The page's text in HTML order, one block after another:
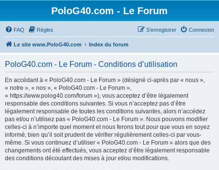
PoloG40.com - Le Forum
FAQ Règles Connexion
S’enregistrer
Le site www.PoloG40.com Index du forum
PoloG40.com - Le Forum - Conditions d’utilisation
En accédant à « PoloG40.com - Le Forum » (désigné ci-après par « nous »,
« notre », « nos », « PoloG40.com - Le Forum »,
« https://www.polog40.com/forum »), vous acceptez d’être légalement
responsable des conditions suivantes. Si vous n’acceptez pas d’être
légalement responsable de toutes les conditions suivantes, alors n’accédez
pas et/ou n’utilisez pas « PoloG40.com - Le Forum ». Nous pouvons modifier
celles-ci à n’importe quel moment et nous ferons tout pour que vous en soyez
informé, bien qu’il soit prudent de vérifier régulièrement celles-ci par vous-
même. Si vous continuez d’utiliser « PoloG40.com - Le Forum » alors que des
changements ont été effectués, vous acceptez d’être légalement responsable
des conditions découlant des mises à jour et/ou modifications.